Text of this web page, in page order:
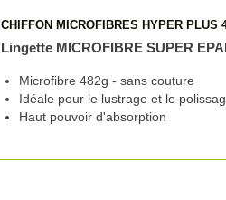
CHIFFON MICROFIBRES HYPER PLUS
Lingette MICROFIBRE SUPER
Microfibre 482g - sans couture
Idéale pour le lustrage et le
Haut pouvoir d'absorption